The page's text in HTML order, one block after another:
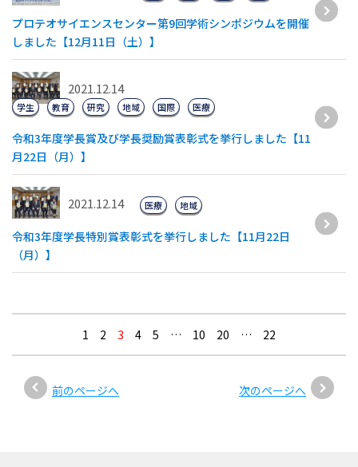
プロテオサイエンスセンター第9回学術シンポジウムを開催
しました【12月11日（土）】
2021.12.14
令和3年度学長賞及び学長奨励賞表彰式を挙行しました【11
月22日（月）】
学生 教育 研究 地域 国際 医療
2021.12.14
令和3年度学長特別賞表彰式を挙行しました【11月22日
（月）】
医療 地域
前のページへ
1 2 3 4 5 … 10 20 …
次のページへ
22